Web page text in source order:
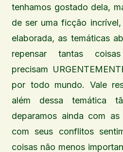
tenhamos gostado dela,
de ser uma ficção
elaborada, as temáticas
repensar tantas
precisam
por todo mundo. Vale
além dessa temática
deparamos ainda com
com seus conflitos
coisas não menos